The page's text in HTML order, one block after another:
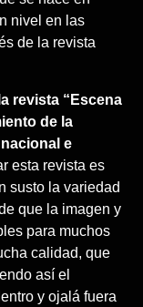
nivel en las
de la revista
revista “Escena
de la
e
esta revista es
susto la variedad
que la imagen y
para muchos
calidad, que
así el
y ojalá fuera